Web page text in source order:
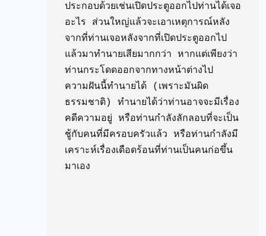
ประกอบด้วยเช่นเปิดประตูออกไปท่านได้เจอ
อะไร ส่วนใหญ่แล้วจะเอาเหตุการณ์หลัง
จากที่ท่านเจอหลังจากที่เปิดประตูออกไป
แล้วมาทำนายเสียมากกว่า หากแต่เพียงว่า
ท่านกระโดดออกจากทางหน้าต่างไป
ความฝันนี้ทำนายได้ (เพราะมันผิด
ธรรมชาติ) ทำนายได้ว่าท่านอาจจะมีเรื่อง
คดีความอยู่ หรือท่านกำลังลักลอบที่จะเป็น
ชู้กับคนที่มีครอบครัวแล้ว หรือท่านกำลังมี
เคราะห์เรื่องเดือดร้อนที่ท่านเป็นคนก่อขึ้น
มาเอง